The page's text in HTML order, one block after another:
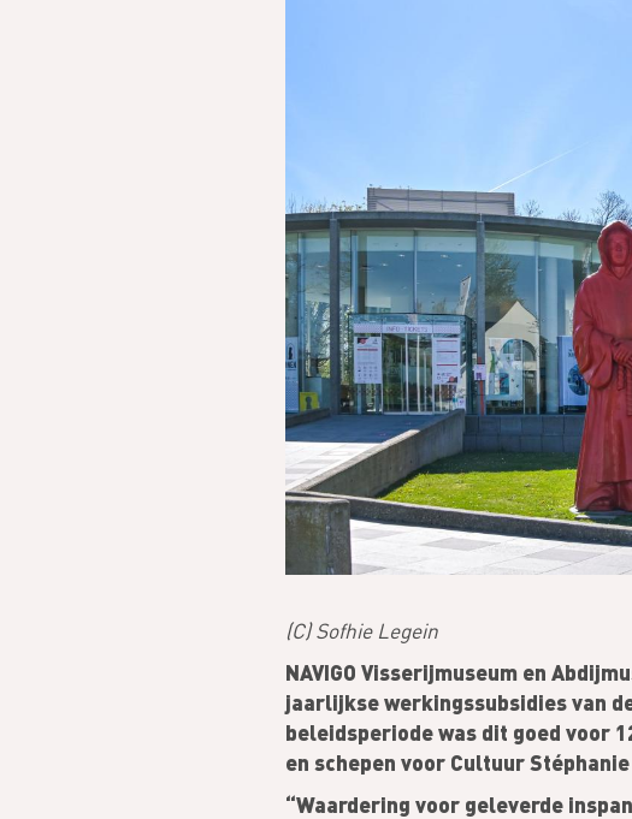
(C) Sofhie Legein
NAVIGO Visserijmuseum en
jaarlijkse werkingssubsidies van
beleidsperiode was dit goed voor
en schepen voor Cultuur
“Waardering voor geleverde